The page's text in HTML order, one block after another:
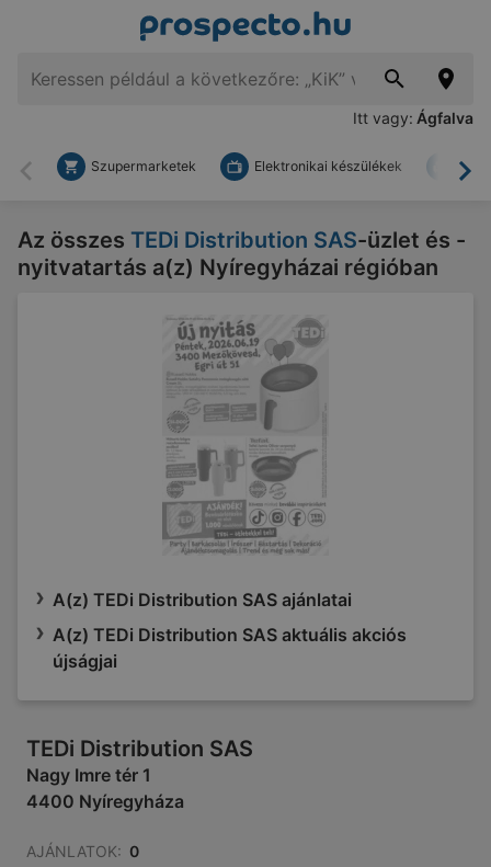
Itt vagy: Ágfalva
Vissza
Szupermarketek Elektronikai készülékek
Az összes TEDi Distribution SAS-üzlet és -
nyitvatartás a(z) Nyíregyházai régióban
A(z) TEDi Distribution SAS ajánlatai
A(z) TEDi Distribution SAS aktuális akciós
újságjai
TEDi Distribution SAS
Nagy Imre tér 1
4400 Nyíregyháza
AJÁNLATOK: 0